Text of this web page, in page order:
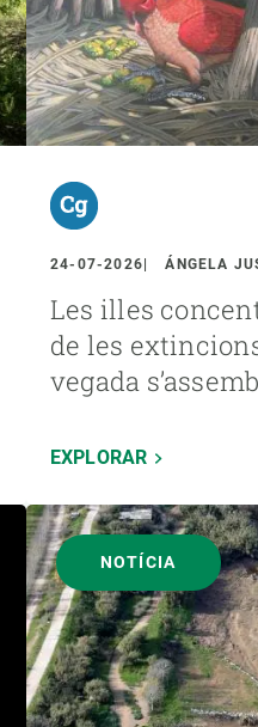
24-07-2026 ÁNGELA
Les illes
de les
vegada
EXPLORAR
NOTÍCIA